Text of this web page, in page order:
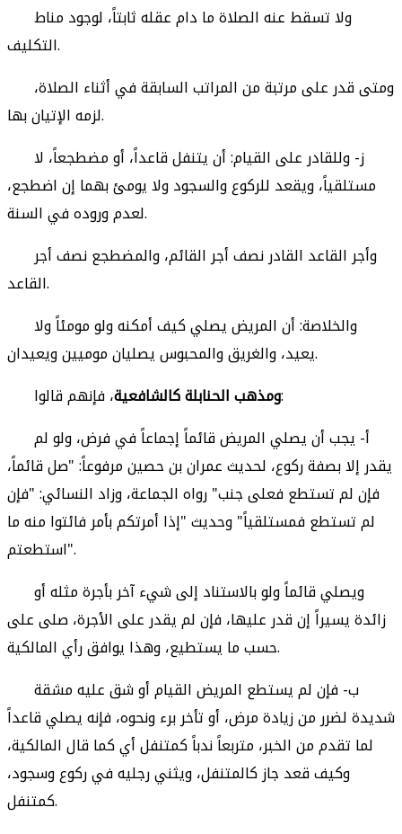
التكليف.
لزمه الإتيان بها.
مستلقياً، ويقعد للركوع والسجود ولا يومئ بهما إن اضطجع،
لعدم وروده في السنة.
وأجر القاعد القادر نصف أجر القائم، والمضطجع نصف أجر
القاعد.
يعيد، والغريق والمحبوس يصليان موميين ويعيدان.
ومذهب الحنابلة كالشافعية، فإنهم قالوا:
يقدر إلا بصفة ركوع، لحديث عمران بن حصين مرفوعاً: "صل قائماً،
فإن لم تستطع فعلى جنب" رواه الجماعة، وزاد النسائي: "فإن
لم تستطع فمستلقياً" وحديث "إذا أمرتكم بأمر فائتوا منه ما
استطعتم".
زائدة يسيراً إن قدر عليها، فإن لم يقدر على الأجرة، صلى على
حسب ما يستطيع، وهذا يوافق رأي المالكية.
شديدة لضرر من زيادة مرض، أو تأخر برء ونحوه، فإنه يصلي قاعداً
لما تقدم من الخبر، متربعاً ندباً كمتنفل أي كما قال المالكية،
وكيف قعد جاز كالمتنفل، ويثني رجليه في ركوع وسجود،
كمتنفل.